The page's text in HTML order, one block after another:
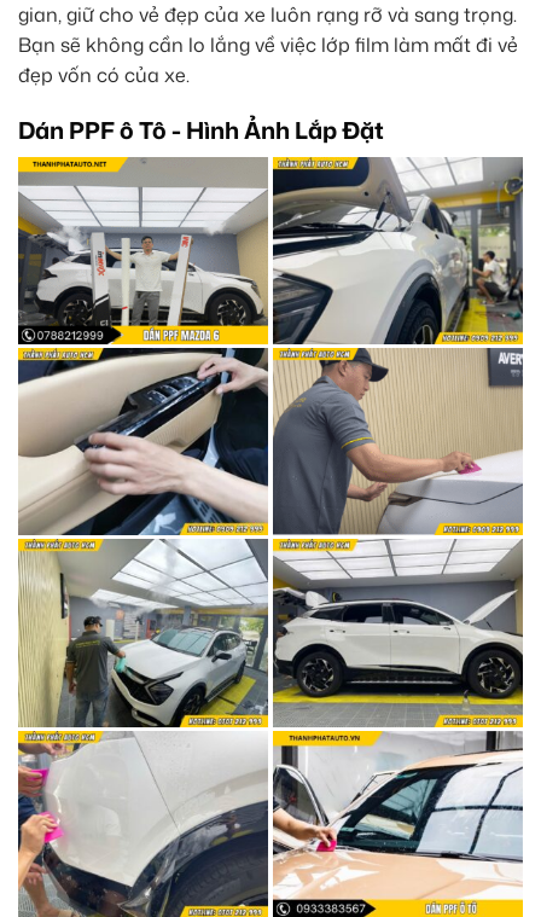
gian, giữ cho vẻ đẹp của xe luôn rạng rỡ và sang trọng.
Bạn sẽ không cần lo lắng về việc lớp film làm mất đi vẻ
đẹp vốn có của xe.
Dán PPF ô Tô - Hình Ảnh Lắp Đặt